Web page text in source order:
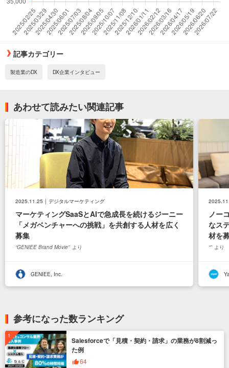
記事カテゴリー
製造業のDX DX企業インタビュー
あわせて読みたい関連記事
マーケティングSaaSとAIで急成長を続けるジーニー
「メガベンチャーへの挑戦」を共創する人材を広く
募集
GENIEE Brand Movie より
2025.11.25 デジタルマーケティング
GENIEE, Inc.
ノー
なス
材を
より
参考になった数ランキング
Salesforceで「見積・契約・請求」の業務が8割減っ
た例
64